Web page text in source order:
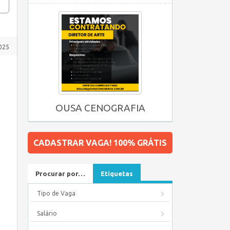
OUSA CENOGRAFIA
CADASTRAR VAGA! 100% GRÁTIS
Procurar por… Etiquetas
Tipo de Vaga
Salário